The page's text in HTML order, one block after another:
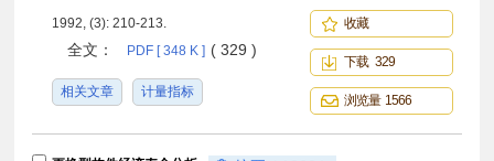
1992, (3): 210-213.
全文： PDF [ 348 K ] ( 329 )
相关文章 计量指标
收藏
下载 329
浏览量 1566